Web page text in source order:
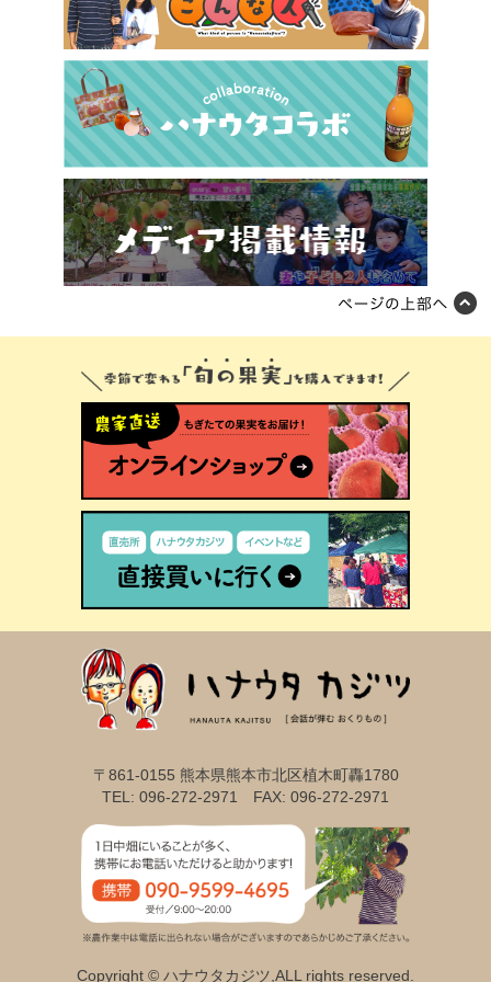
〒861-0155 熊本県熊本市北区植木町轟1780
TEL: 096-272-2971 FAX: 096-272-2971
Copyright © ハナウタカジツ,ALL rights reserved.